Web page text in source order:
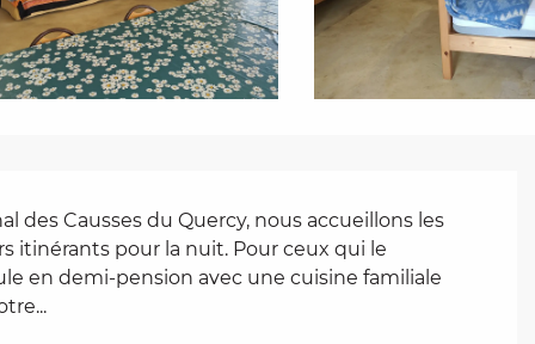
des Causses du Quercy, nous accueillons les
itinérants pour la nuit. Pour ceux qui le
en demi-pension avec une cuisine familiale